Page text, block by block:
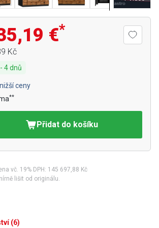
€*
Kč
- 4dnů
ceny
**
Přidat do košíku
vč. 19% DPH: 145 697,88 Kč
lišit od originálu.
(6)